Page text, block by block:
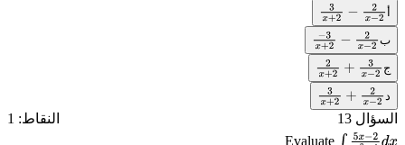
3x+ 2−2 x−2
ب
−3x +2−2x−2
ج
2x+ 2+3 x−2
3x+ 2+2 x−2
السؤال 13
النقاط: 1
Evaluate